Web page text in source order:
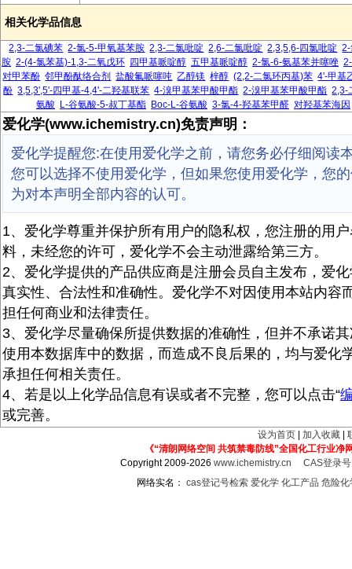
相关化学品信息
2,3-二氯碘苯 2-氯-5-甲氧基苯胺 2,3-二氯吡啶 2,6-二氯吡啶 2,3,5,6-四氯吡啶
胺 2-(4-氯苯基)-1,3-二氧戊环 四甲基哌啶醇 五甲基哌啶醇 2-氯-6-氨基苯并噻唑
对甲苯酚 邻甲酚酞络合剂 盐酸氟哌噻吨 乙醇镁 梓醇 (2,2-二氯环丙基)苯 4'-甲基
酚 3,5,3',5'-四甲基-4,4'-二羟基联苯 4-溴甲基苯甲酸甲酯 2-溴甲基苯甲酸甲酯 2,3-
氨酸
L-谷氨酸-5-叔丁基酯 Boc-L-谷氨酸 3-氯-4-羟基苯甲醛 对羟基苯海因
爱化学(www.ichemistry.cn)免责声明：
爱化学提醒您:在使用爱化学之前，请您务必仔细阅读
您可以选择不使用爱化学，但如果您使用爱化学，您
为对本声明全部内容的认可。
1、爱化学尊重并保护所有用户的隐私权，您注册的用
料，未经您的许可，爱化学不会主动泄露给第三方。
2、爱化学提供的产品供应商是注册会员自主发布，爱
真实性、合法性和准确性。爱化学不对因使用本站内容
担任何商业和法律责任。
3、爱化学尽量确保所提供数据的准确性，但并不承诺
使用本数据库中的数据，而造成不良后果的，均与爱化
承担任何相关责任。
4、若是以上化学品信息有误或者不完整，您可以点击“
或完善。
设为首页 加入收藏
《“清朗网络空间 共筑禁毒防线”全国化工行业净
Copyright 2009-2026www.ichemistry.cn
CAS登录
网络实名： cas登记号检索 爱化学 化工产品 危险化